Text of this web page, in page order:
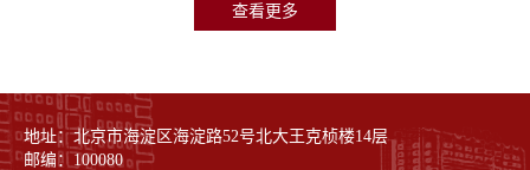
查看更多
地址：北京市海淀区海淀路52号北大王克桢楼14层
邮编：100080